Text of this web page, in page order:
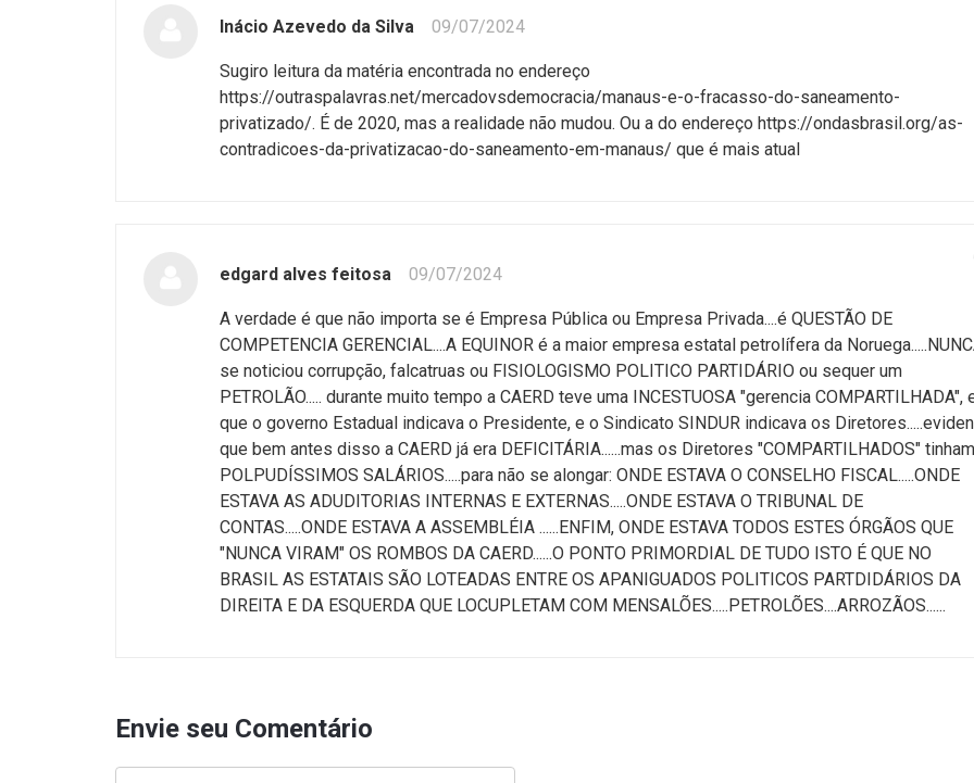
Inácio Azevedo da Silva 09/07/2024
Sugiro leitura da matéria encontrada no endereço
https://outraspalavras.net/mercadovsdemocracia/manaus-e-o-fracasso-do-saneamento-
privatizado/. É de 2020, mas a realidade não mudou. Ou a do endereço https://ondasbrasil.org/as-
contradicoes-da-privatizacao-do-saneamento-em-manaus/ que é mais atual
edgard alves feitosa 09/07/2024
A verdade é que não importa se é Empresa Pública ou Empresa Privada....é QUESTÃO DE
COMPETENCIA GERENCIAL....A EQUINOR é a maior empresa estatal petrolífera da
se noticiou corrupção, falcatruas ou FISIOLOGISMO POLITICO PARTIDÁRIO ou sequer um
PETROLÃO..... durante muito tempo a CAERD teve uma INCESTUOSA "gerencia COMPARTILHADA",
que o governo Estadual indicava o Presidente, e o Sindicato SINDUR indicava os
que bem antes disso a CAERD já era DEFICITÁRIA......mas os Diretores "COMPARTILHADOS" tinham
POLPUDÍSSIMOS SALÁRIOS.....para não se alongar: ONDE ESTAVA O CONSELHO FISCAL.....ONDE
ESTAVA AS ADUDITORIAS INTERNAS E EXTERNAS.....ONDE ESTAVA O TRIBUNAL DE
CONTAS.....ONDE ESTAVA A ASSEMBLÉIA ......ENFIM, ONDE ESTAVA TODOS ESTES ÓRGÃOS QUE
"NUNCA VIRAM" OS ROMBOS DA CAERD......O PONTO PRIMORDIAL DE TUDO ISTO É QUE NO
BRASIL AS ESTATAIS SÃO LOTEADAS ENTRE OS APANIGUADOS POLITICOS PARTDIDÁRIOS DA
DIREITA E DA ESQUERDA QUE LOCUPLETAM COM MENSALÕES.....PETROLÕES....ARROZÃOS......
Envie seu Comentário